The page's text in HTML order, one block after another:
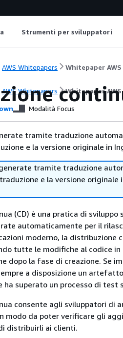
Strumenti per sviluppatori
AWS Whitepapers Whitepaper AWS
AWS Whitepapers Whitepaper AWS
Modalità Focus
tramite traduzione
e la versione originale in
tramite traduzione
e la versione originale
(CD) è una pratica di
automaticamente per il
moderno, la distribuzione
tutte le modifiche al codice
dopo la fase di creazione. Se
a disposizione un
ha superato un processo di test
consente agli sviluppatori di
modo da poter verificare gli
distribuirli ai clienti.